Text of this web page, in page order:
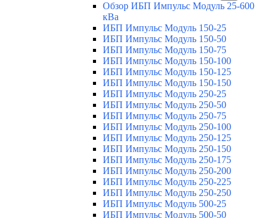
Обзор ИБП Импульс Модуль 25-600
кВа
ИБП Импульс Модуль 150-25
ИБП Импульс Модуль 150-50
ИБП Импульс Модуль 150-75
ИБП Импульс Модуль 150-100
ИБП Импульс Модуль 150-125
ИБП Импульс Модуль 150-150
ИБП Импульс Модуль 250-25
ИБП Импульс Модуль 250-50
ИБП Импульс Модуль 250-75
ИБП Импульс Модуль 250-100
ИБП Импульс Модуль 250-125
ИБП Импульс Модуль 250-150
ИБП Импульс Модуль 250-175
ИБП Импульс Модуль 250-200
ИБП Импульс Модуль 250-225
ИБП Импульс Модуль 250-250
ИБП Импульс Модуль 500-25
ИБП Импульс Модуль 500-50